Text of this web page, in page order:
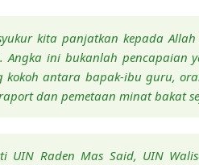
kita panjatkan kepada Allah
Angka ini bukanlah
kokoh antara bapak-ibu guru,
dan pemetaan minat bakat
UIN Raden Mas Said, UIN